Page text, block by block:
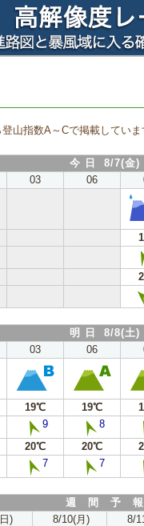
山指数A～Cで掲載してい
今 日 8/7(金)
03 06
明 日 8/8(土)
03 06
19℃ 19℃
9 8
20℃ 20℃
7 7
週 間 予 報
) 8/10(月) 8/